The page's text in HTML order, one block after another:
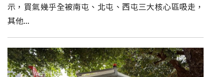
示，買氣幾乎全被南屯、北屯、西屯三大核心區吸走，
其他...